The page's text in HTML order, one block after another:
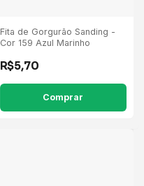
Fita de Gorgurão Sanding -
Cor 159 Azul Marinho
R$5,70
Comprar